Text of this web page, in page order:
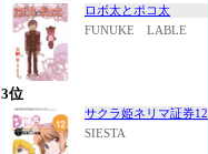
ロボ太とポコ太
FUNUKE LABLE
3位
サクラ姫ネリマ証券12
SIESTA